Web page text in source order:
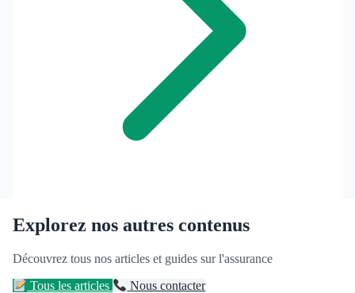
Explorez nos autres contenus
Découvrez tous nos articles et guides sur l'assurance
Tous les articles Nous contacter